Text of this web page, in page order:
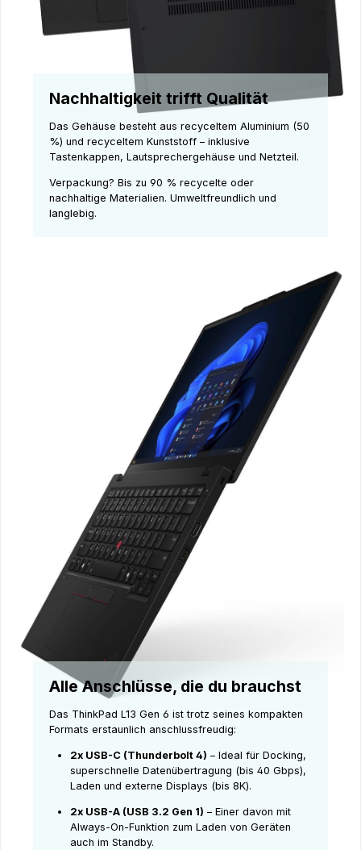
Nachhaltigkeit trifft Qualität
Das Gehäuse besteht aus recyceltem Aluminium (50
%) und recyceltem Kunststoff – inklusive
Tastenkappen, Lautsprechergehäuse und Netzteil.
Verpackung? Bis zu 90 % recycelte oder
nachhaltige Materialien. Umweltfreundlich und
langlebig.
Alle Anschlüsse, die du brauchst
Das ThinkPad L13 Gen 6 ist trotz seines kompakten
Formats erstaunlich anschlussfreudig:
2x USB-C (Thunderbolt 4) – Ideal für Docking,
superschnelle Datenübertragung (bis 40 Gbps),
Laden und externe Displays (bis 8K).
2x USB-A (USB 3.2 Gen 1) – Einer davon mit
Always-On-Funktion zum Laden von Geräten
auch im Standby.